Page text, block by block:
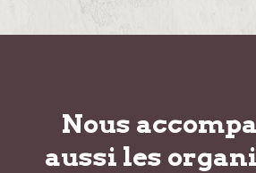
Nous
aussi les